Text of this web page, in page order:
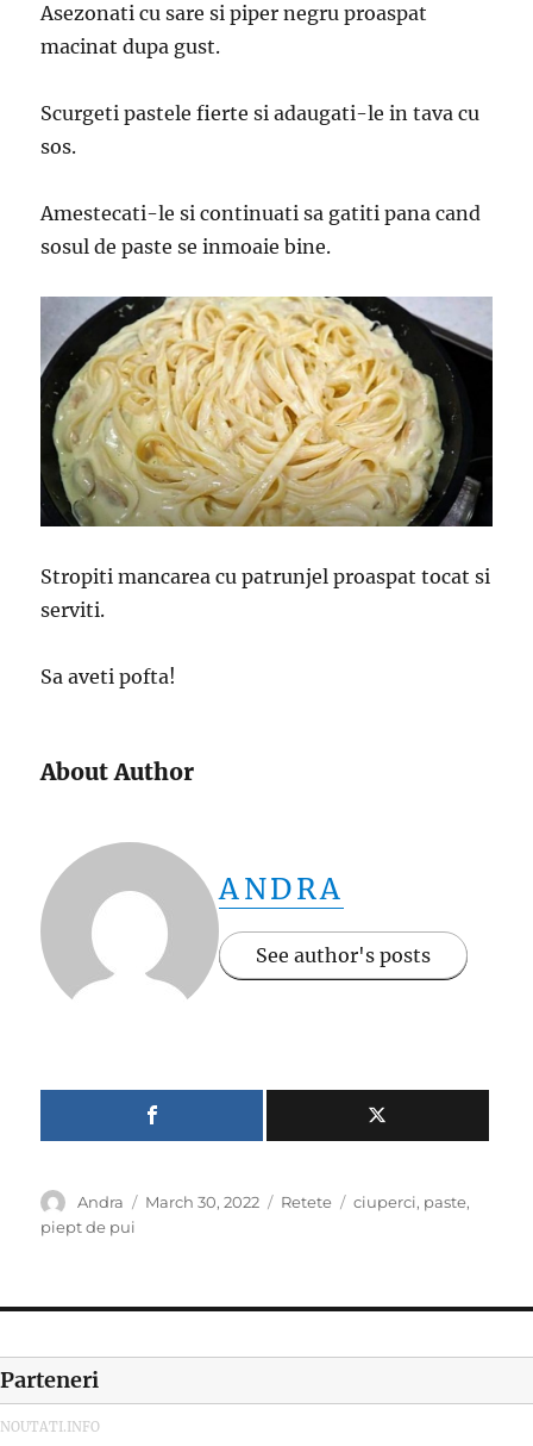
Asezonati cu sare si piper negru proaspat
macinat dupa gust.
Scurgeti pastele fierte si adaugati-le in tava cu
sos.
Amestecati-le si continuati sa gatiti pana cand
sosul de paste se inmoaie bine.
Stropiti mancarea cu patrunjel proaspat tocat si
serviti.
Sa aveti pofta!
About Author
ANDRA
See author's posts
Author
Andra
Posted
March 30, 2022 Categories
Retete Tags
ciuperci, paste,
piept de pui
Parteneri
NOUTATI.INFO